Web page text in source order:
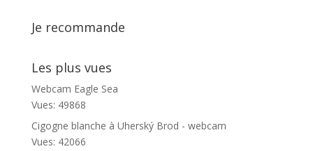
Je recommande
Les plus vues
Webcam Eagle Sea
Vues: 49868
Cigogne blanche à Uherský Brod - webcam
Vues: 42066